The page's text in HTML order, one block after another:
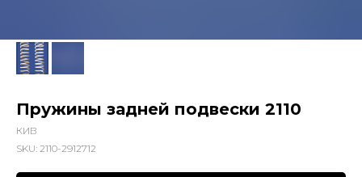
Пружины задней подвески 2110
КИВ
SKU: 2110-2912712